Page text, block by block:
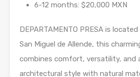
6-12 months: $20,000 MXN
DEPARTAMENTO PRESA is
San Miguel de Allende, this
combines comfort, versatility, and
architectural style with natural